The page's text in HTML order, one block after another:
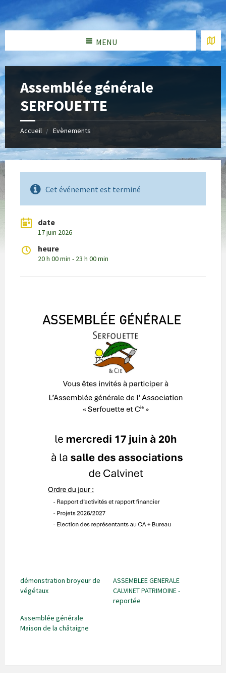
MENU
Assemblée générale
SERFOUETTE
Accueil Evènements
Cet événement est terminé
date
17 juin 2026
heure
20 h 00 min - 23 h 00 min
démonstration broyeur de
végétaux
ASSEMBLEE GENERALE
CALVINET PATRIMOINE -
reportée
Assemblée générale
Maison de la châtaigne